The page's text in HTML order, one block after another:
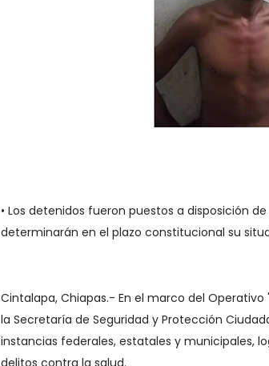
• Los detenidos fueron puestos a disposición
determinarán en el plazo constitucional su
Cintalapa, Chiapas.- En el marco del
la Secretaría de Seguridad y Protección
instancias federales, estatales y municipales,
delitos contra la salud.